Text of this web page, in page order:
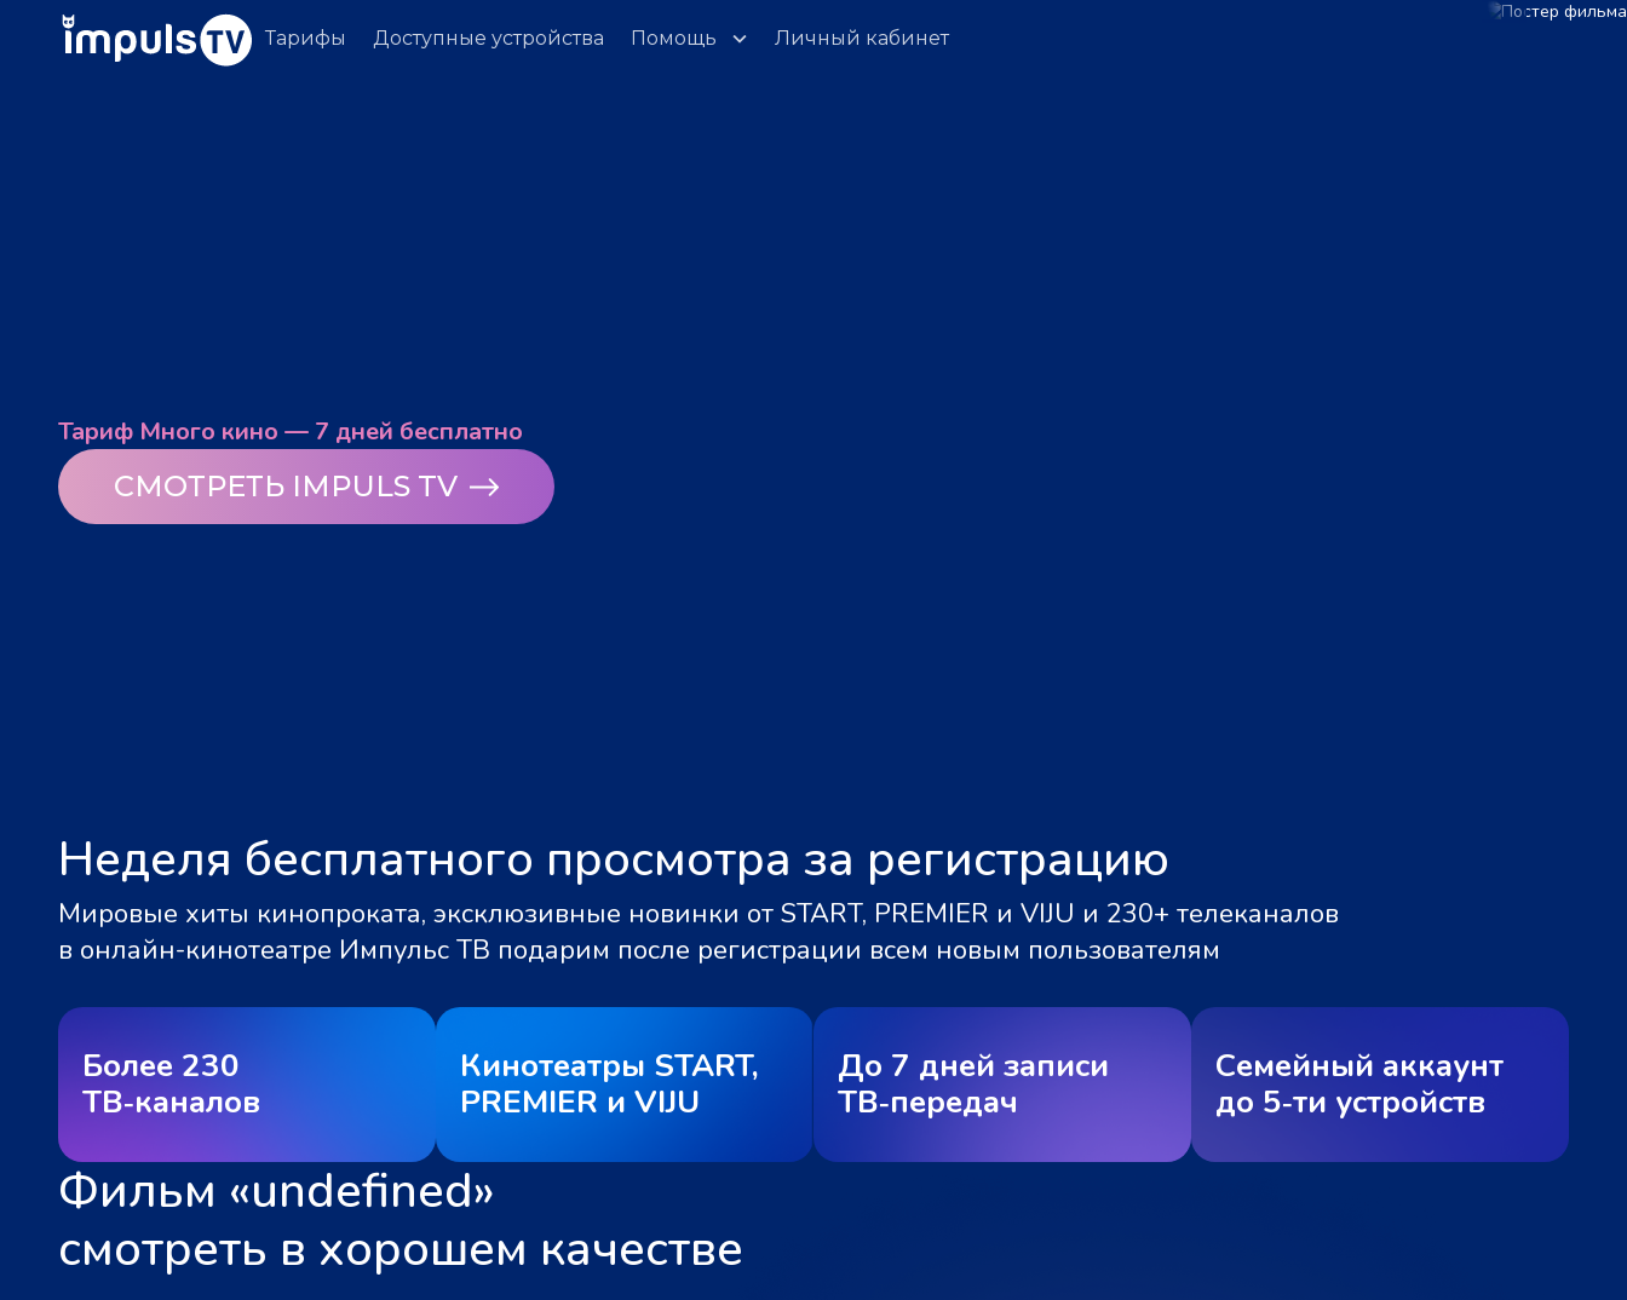
Тарифы Доступные устройства Помощь Личный кабинет
Тариф Много кино — 7 дней бесплатно
СМОТРЕТЬ IMPULS TV
Неделя бесплатного просмотра за регистрацию
Мировые хиты кинопроката, эксклюзивные новинки от START, PREMIER и VIJU и 230+ телеканалов
в онлайн-кинотеатре Импульс ТВ подарим после регистрации всем новым пользователям
Более 230
ТВ‑каналов
Кинотеатры START,
PREMIER и VIJU
До 7 дней записи
ТВ‑передач
Семейный аккаунт
до 5‑ти устройств
Фильм «undefined»
смотреть в хорошем качестве